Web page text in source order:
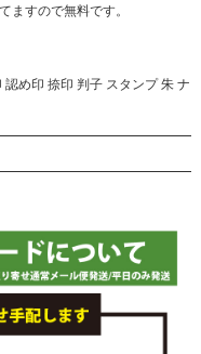
ますので無料です。
め印 捺印 判子 スタンプ 朱 ナ